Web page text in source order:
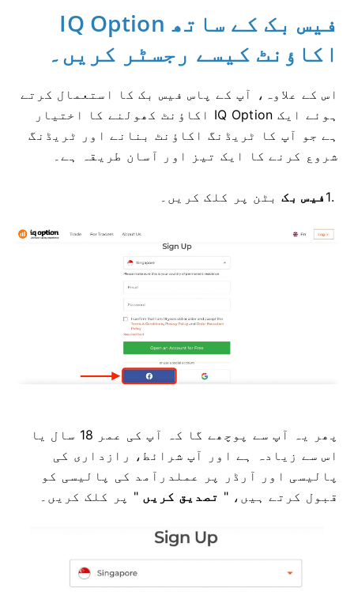
فیس بک کے ساتھ IQ Option
اکاؤنٹ کیسے رجسٹر کریں۔
اس کے علاوہ، آپ کے پاس فیس بک کا استعمال کرتے
ہوئے ایک IQ Option اکاؤنٹ کھولنے کا اختیار
ہے جو آپ کا ٹریڈنگ اکاؤنٹ بنانے اور ٹریڈنگ
شروع کرنے کا ایک تیز اور آسان طریقہ ہے۔
1. فیس بکبٹن پر کلک کریں۔
پھر یہ آپ سے پوچھے گا کہ آپ کی عمر 18 سال یا
اس سے زیادہ ہے اور آپ شرائط، رازداری کی
پالیسی اور آرڈر پر عملدرآمد کی پالیسی کو
قبول کرتے ہیں، " تصدیق کریں " پر کلک کریں۔